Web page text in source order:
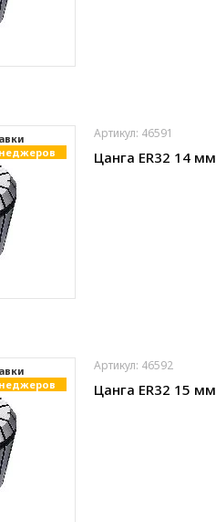
Артикул: 46591
Цанга ER32 14 мм
Артикул: 46592
Цанга ER32 15 мм